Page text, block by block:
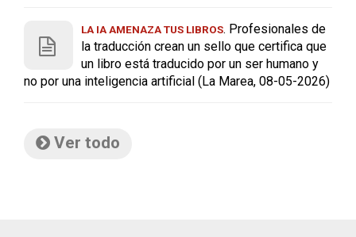
LA IA AMENAZA TUS LIBROS. Profesionales de
la traducción crean un sello que certifica que
un libro está traducido por un ser humano y
no por una inteligencia artificial (La Marea, 08-05-2026)
Ver todo